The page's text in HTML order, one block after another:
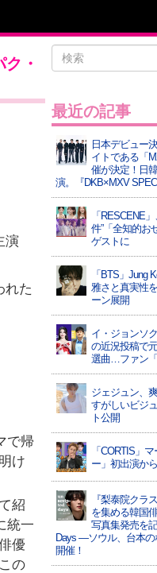
・
演
れた
で帰
け
紹
統一
優
の
最近の記事
日本デビュー
イトである「
催が決定！日
演。『DKB×MXV
「RESCENE
件”「全知的お
ゲストに
「BTS」Jung
雅さと真実性
ーン展開
イ・ジョンソ
の近況投稿で
選曲…ファン「
ジェジュン、
すがしいビジ
ト公開
「CORTIS」
ー」初出演か
『梨泰院クラ
を集める韓国
写真集発売を
Days —ソウル、台本の
開催！